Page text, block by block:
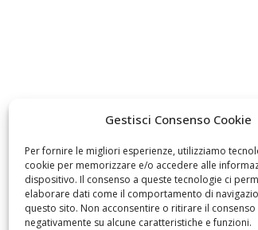
Gestisci Consenso Cookie
Per fornire le migliori esperienze, utilizziamo
cookie per memorizzare e/o accedere alle
dispositivo. Il consenso a queste tecnologie ci
elaborare dati come il comportamento di
questo sito. Non acconsentire o ritirare il
negativamente su alcune caratteristiche e funzioni.
17, 2026